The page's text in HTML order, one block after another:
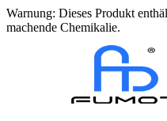
Warnung: Dieses Produkt
machende Chemikalie.